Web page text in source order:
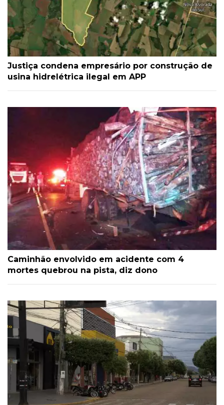
Justiça condena empresário por construção de
usina hidrelétrica ilegal em APP
Caminhão envolvido em acidente com 4
mortes quebrou na pista, diz dono